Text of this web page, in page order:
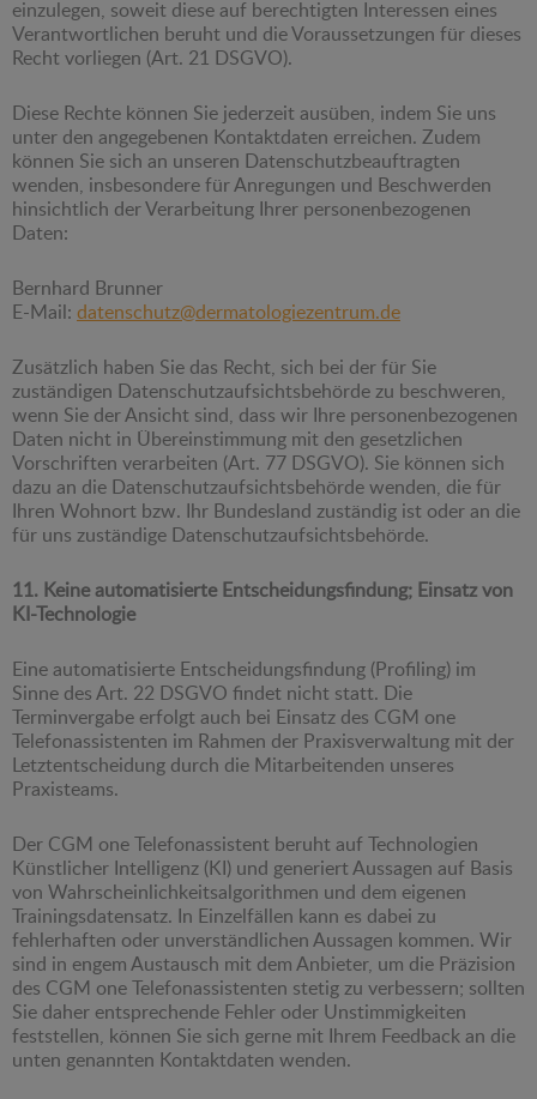
einzulegen, soweit diese auf berechtigten Interessen eines
Verantwortlichen beruht und die Voraussetzungen für dieses
Recht vorliegen (Art. 21 DSGVO).
Diese Rechte können Sie jederzeit ausüben, indem Sie uns
unter den angegebenen Kontaktdaten erreichen. Zudem
können Sie sich an unseren Datenschutzbeauftragten
wenden, insbesondere für Anregungen und Beschwerden
hinsichtlich der Verarbeitung Ihrer personenbezogenen
Daten:
Bernhard Brunner
E-Mail: datenschutz@dermatologiezentrum.de
Zusätzlich haben Sie das Recht, sich bei der für Sie
zuständigen Datenschutzaufsichtsbehörde zu beschweren,
wenn Sie der Ansicht sind, dass wir Ihre personenbezogenen
Daten nicht in Übereinstimmung mit den gesetzlichen
Vorschriften verarbeiten (Art. 77 DSGVO). Sie können sich
dazu an die Datenschutzaufsichtsbehörde wenden, die für
Ihren Wohnort bzw. Ihr Bundesland zuständig ist oder an die
für uns zuständige Datenschutzaufsichtsbehörde.
11. Keine automatisierte Entscheidungsfindung; Einsatz von
KI-Technologie
Eine automatisierte Entscheidungsfindung (Profiling) im
Sinne des Art. 22 DSGVO findet nicht statt. Die
Terminvergabe erfolgt auch bei Einsatz des CGM one
Telefonassistenten im Rahmen der Praxisverwaltung mit der
Letztentscheidung durch die Mitarbeitenden unseres
Praxisteams.
Der CGM one Telefonassistent beruht auf Technologien
Künstlicher Intelligenz (KI) und generiert Aussagen auf Basis
von Wahrscheinlichkeitsalgorithmen und dem eigenen
Trainingsdatensatz. In Einzelfällen kann es dabei zu
fehlerhaften oder unverständlichen Aussagen kommen. Wir
sind in engem Austausch mit dem Anbieter, um die Präzision
des CGM one Telefonassistenten stetig zu verbessern; sollten
Sie daher entsprechende Fehler oder Unstimmigkeiten
feststellen, können Sie sich gerne mit Ihrem Feedback an die
unten genannten Kontaktdaten wenden.